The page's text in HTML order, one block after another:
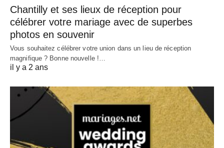
Chantilly et ses lieux de réception pour
célébrer votre mariage avec de superbes
photos en souvenir
Vous souhaitez célébrer votre union dans un lieu de réception
magnifique ? Bonne nouvelle !…
il y a 2 ans